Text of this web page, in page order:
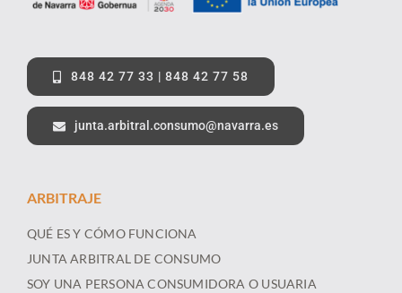
848 42 77 33 | 848 42 77 58
junta.arbitral.consumo@navarra.es
ARBITRAJE
QUÉ ES Y CÓMO FUNCIONA
JUNTA ARBITRAL DE CONSUMO
SOY UNA PERSONA CONSUMIDORA O USUARIA